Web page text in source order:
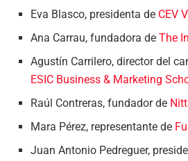
Eva Blasco, presidenta de CEV
Ana Carrau, fundadora deThe
Agustín Carrilero, director del
ESIC Business & Marketing
Raúl Contreras, fundador de
Mara Pérez, representante de
Juan Antonio Pedreguer,